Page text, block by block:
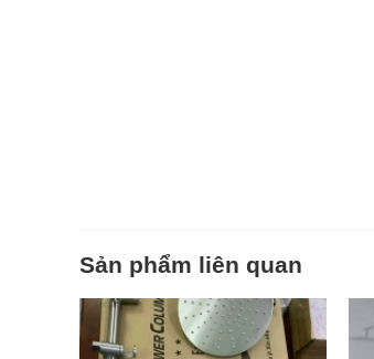
Sản phẩm liên quan